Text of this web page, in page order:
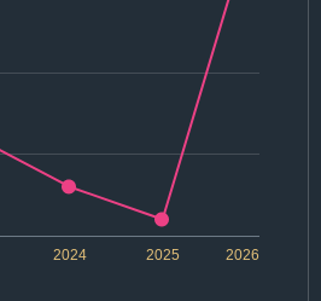
2024 2026
2025